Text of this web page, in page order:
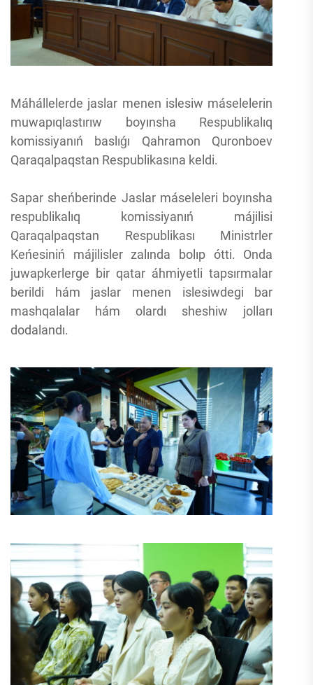
Máhállelerde jaslar menen islesiw máselelerin
muwapıqlastırıw boyınsha Respublikalıq
komissiyanıń baslıǵı Qahramon Quronboev
Qaraqalpaqstan Respublikasına keldi.
Sapar sheńberinde Jaslar máseleleri boyınsha
respublikalıq komissiyanıń májilisi
Qaraqalpaqstan Respublikası Ministrler
Keńesiniń májilisler zalında bolıp ótti. Onda
juwapkerlerge bir qatar áhmiyetli tapsırmalar
berildi hám jaslar menen islesiwdegi bar
mashqalalar hám olardı sheshiw jolları
dodalandı.